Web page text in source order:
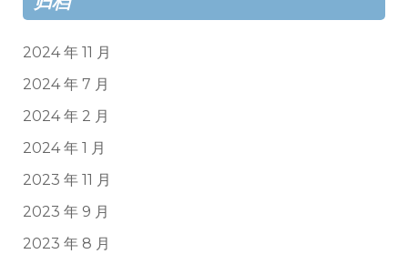
2024 年 11 月
2024 年 7 月
2024 年 2 月
2024 年 1 月
2023 年 11 月
2023 年 9 月
2023 年 8 月